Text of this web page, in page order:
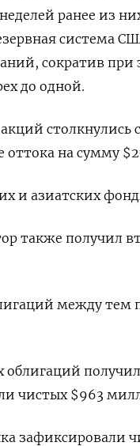
ранее из
система
сократив
до одной.
столкнулись
оттока на сумму
и азиатских
также получил
между тем
чистых $963
зафиксировали